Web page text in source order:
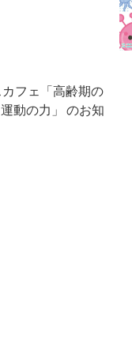
フェ「高齢期の
動の力」 のお知